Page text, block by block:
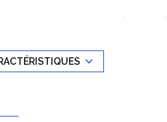
cuisine américaine (équipée)
4 garage(s)